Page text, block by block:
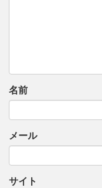
名前
メール
サイト